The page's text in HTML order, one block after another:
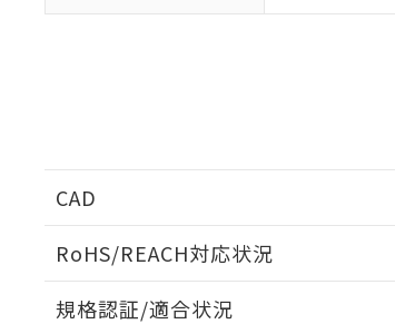
CAD
RoHS/REACH対応状況
規格認証/適合状況